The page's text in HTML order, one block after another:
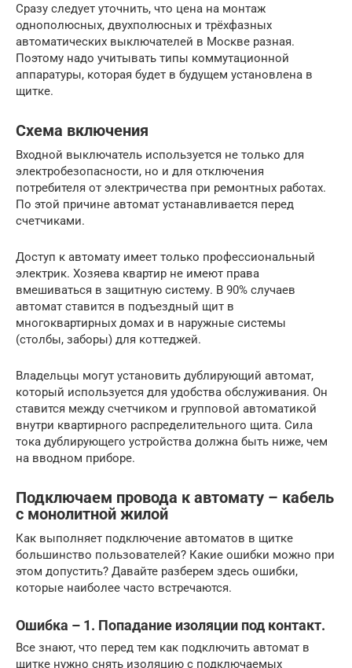
Сразу следует уточнить, что цена на монтаж
однополюсных, двухполюсных и трёхфазных
автоматических выключателей в Москве разная.
Поэтому надо учитывать типы коммутационной
аппаратуры, которая будет в будущем установлена в
щитке.
Схема включения
Входной выключатель используется не только для
электробезопасности, но и для отключения
потребителя от электричества при ремонтных работах.
По этой причине автомат устанавливается перед
счетчиками.
Доступ к автомату имеет только профессиональный
электрик. Хозяева квартир не имеют права
вмешиваться в защитную систему. В 90% случаев
автомат ставится в подъездный щит в
многоквартирных домах и в наружные системы
(столбы, заборы) для коттеджей.
Владельцы могут установить дублирующий автомат,
который используется для удобства обслуживания. Он
ставится между счетчиком и групповой автоматикой
внутри квартирного распределительного щита. Сила
тока дублирующего устройства должна быть ниже, чем
на вводном приборе.
Подключаем провода к автомату – кабель
с монолитной жилой
Как выполняет подключение автоматов в щитке
большинство пользователей? Какие ошибки можно при
этом допустить? Давайте разберем здесь ошибки,
которые наиболее часто встречаются.
Ошибка – 1. Попадание изоляции под контакт.
Все знают, что перед тем как подключить автомат в
щитке нужно снять изоляцию с подключаемых